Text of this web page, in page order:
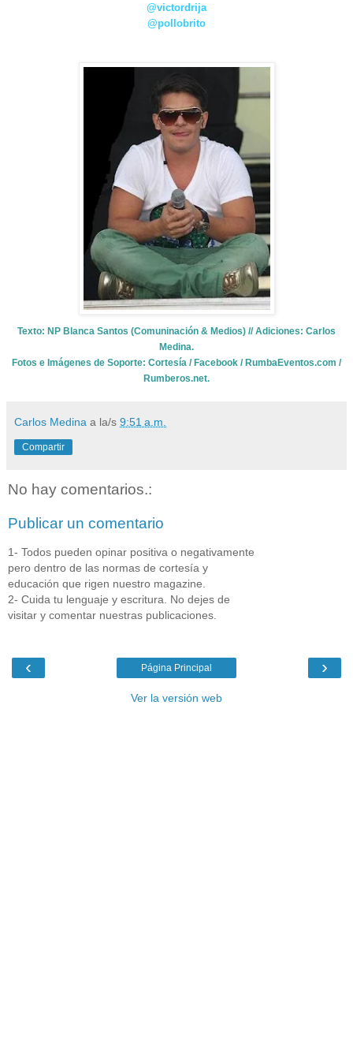
@victordrija
@pollobrito
Texto: NP Blanca Santos (Comuninación & Medios) // Adiciones: Carlos
Medina.
Fotos e Imágenes de Soporte: Cortesía / Facebook / RumbaEventos.com /
Rumberos.net.
Carlos Medina a la/s 9:51 a.m.
Compartir
No hay comentarios.:
Publicar un comentario
1- Todos pueden opinar positiva o negativamente
pero dentro de las normas de cortesía y
educación que rigen nuestro magazine.
2- Cuida tu lenguaje y escritura. No dejes de
visitar y comentar nuestras publicaciones.
‹ ›
Página Principal
Ver la versión web